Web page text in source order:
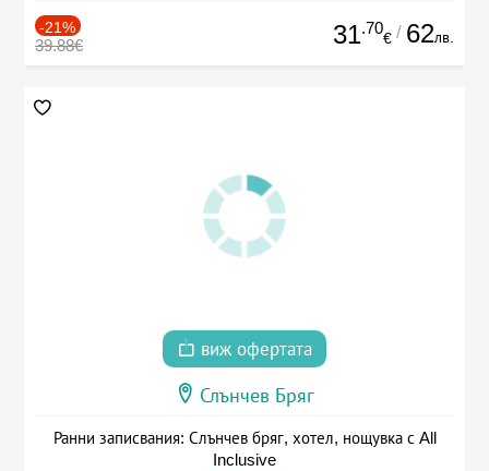
-21%
39.88€ 31.70
€ / 62лв.
виж офертата
Слънчев Бряг
Ранни записвания: Слънчев бряг, хотел, нощувка с All
Inclusive